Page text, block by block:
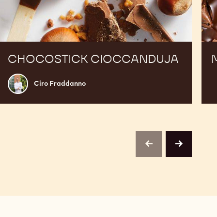
CHOCOSTICK CIOCCANDUJA
Ciro
Fraddanno
Ciro Fraddanno
previousnext